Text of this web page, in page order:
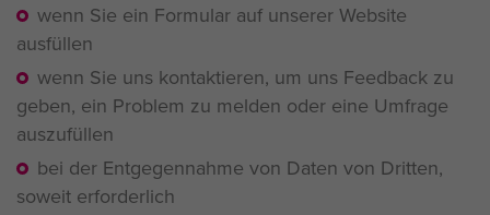
wenn Sie ein Formular auf unserer Website
ausfüllen
wenn Sie uns kontaktieren, um uns Feedback zu
geben, ein Problem zu melden oder eine Umfrage
auszufüllen
bei der Entgegennahme von Daten von Dritten,
soweit erforderlich